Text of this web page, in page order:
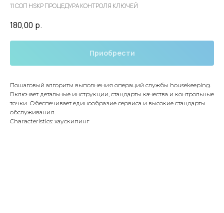
11 СОП HSKP ПРОЦЕДУРА КОНТРОЛЯ КЛЮЧЕЙ
180,00 р.
Приобрести
Пошаговый алгоритм выполнения операций службы housekeeping.
Включает детальные инструкции, стандарты качества и контрольные
точки. Обеспечивает единообразие сервиса и высокие стандарты
обслуживания.
Characteristics: хаускипинг